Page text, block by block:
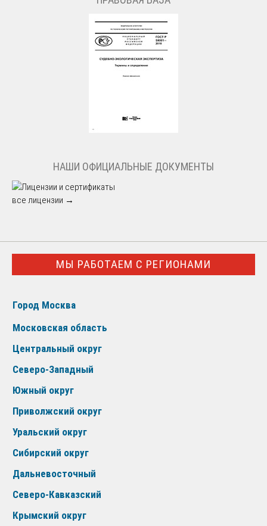
НАШИ ОФИЦИАЛЬНЫЕ ДОКУМЕНТЫ
все лицензии →
МЫ РАБОТАЕМ С РЕГИОНАМИ
Город Москва
Московская область
Центральный округ
Северо-Западный
Южный округ
Приволжский округ
Уральский округ
Сибирский округ
Дальневосточный
Северо-Кавказский
Крымский округ